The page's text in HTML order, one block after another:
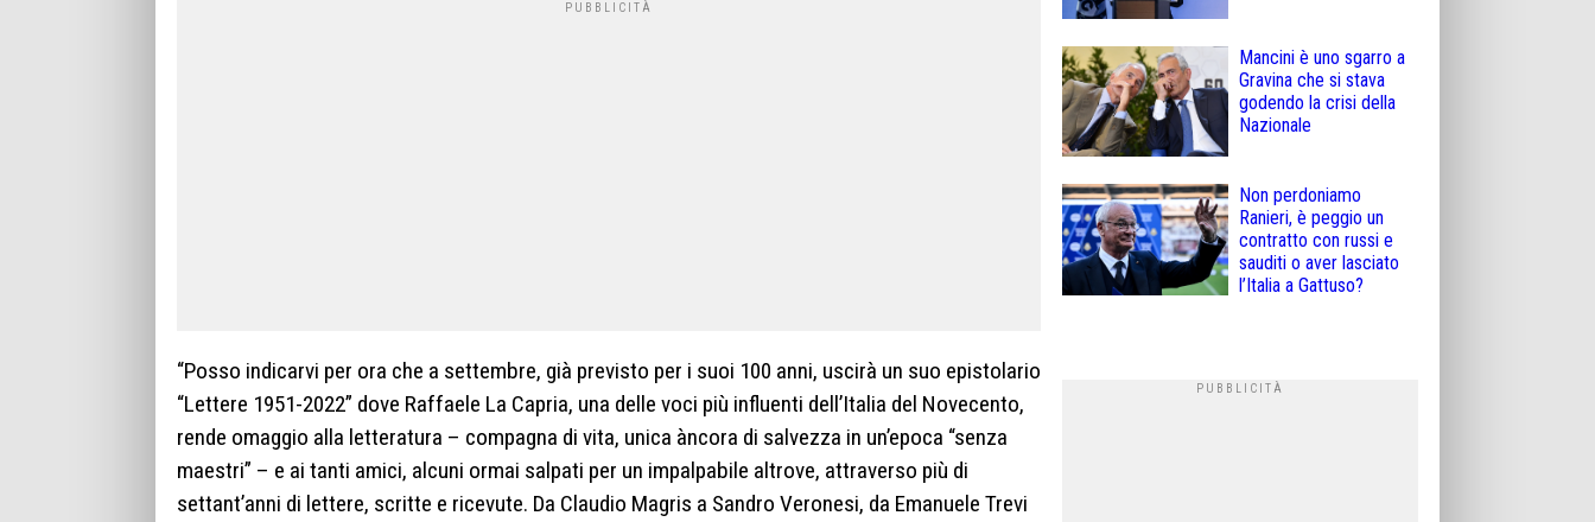
“Posso indicarvi per ora che a settembre, già previsto per i suoi 100 anni, uscirà un suo epistolario
“Lettere 1951-2022” dove Raffaele La Capria, una delle voci più influenti dell’Italia del Novecento,
rende omaggio alla letteratura – compagna di vita, unica àncora di salvezza in un’epoca “senza
maestri” – e ai tanti amici, alcuni ormai salpati per un impalpabile altrove, attraverso più di
settant’anni di lettere, scritte e ricevute. Da Claudio Magris a Sandro Veronesi, da Emanuele Trevi
Mancini è uno sgarro a
Gravina che si stava
godendo la crisi della
Nazionale
Non perdoniamo
Ranieri, è peggio un
contratto con russi e
sauditi o aver lasciato
l’Italia a Gattuso?